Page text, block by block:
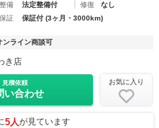
整備
法定整備付 修復
なし
保証
保証付 (3ヶ月・3000km)
ンライン商談可
き店
見積依頼
い合わせ
お気に入り
5人が見ています